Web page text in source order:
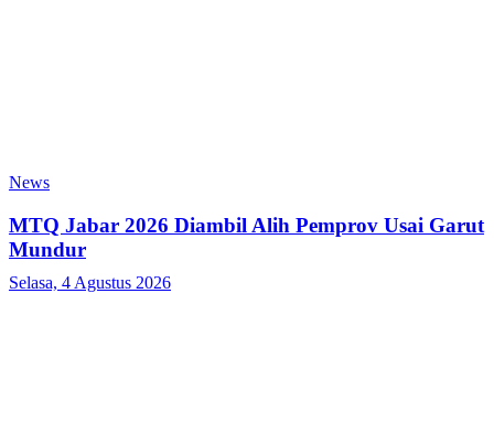
News
MTQ Jabar 2026 Diambil Alih Pemprov Usai Garut
Mundur
Selasa, 4 Agustus 2026